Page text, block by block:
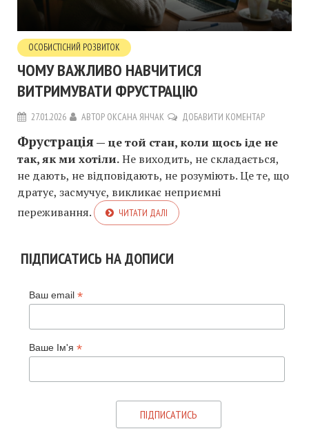
ОСОБИСТІСНИЙ РОЗВИТОК
ЧОМУ ВАЖЛИВО НАВЧИТИСЯ
ВИТРИМУВАТИ ФРУСТРАЦІЮ
27.01.2026 АВТОР ОКСАНА ЯНЧАК ДОБАВИТИ КОМЕНТАР
Фрустрація— це той стан, коли щось іде не
так, як ми хотіли.Не виходить, не складається,
не дають, не відповідають, не розуміють. Це те, що
дратує, засмучує, викликає неприємні
переживання.
ЧИТАТИ ДАЛІ
ПІДПИСАТИСЬ НА ДОПИСИ
Ваш email *
Ваше Ім'я *